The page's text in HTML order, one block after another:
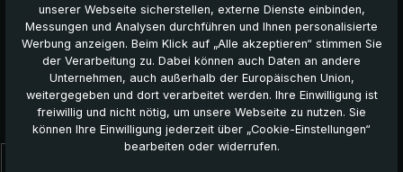
Das könnte Ihnen auch gefallen:
unserer Webseite sicherstellen, externe Dienste einbinden,
Messungen und Analysen durchführen und Ihnen personalisierte
Werbung anzeigen. Beim Klick auf „Alle akzeptieren“ stimmen Sie
der Verarbeitung zu. Dabei können auch Daten an andere
Unternehmen, auch außerhalb der Europäischen Union,
weitergegeben und dort verarbeitet werden. Ihre Einwilligung ist
freiwillig und nicht nötig, um unsere Webseite zu nutzen. Sie
können Ihre Einwilligung jederzeit über „Cookie-Einstellungen“
bearbeiten oder widerrufen.